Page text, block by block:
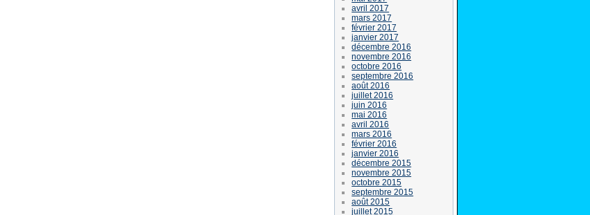
avril 2017
mars 2017
février 2017
janvier 2017
décembre 2016
novembre 2016
octobre 2016
septembre 2016
août 2016
juillet 2016
juin 2016
mai 2016
avril 2016
mars 2016
février 2016
janvier 2016
décembre 2015
novembre 2015
octobre 2015
septembre 2015
août 2015
juillet 2015